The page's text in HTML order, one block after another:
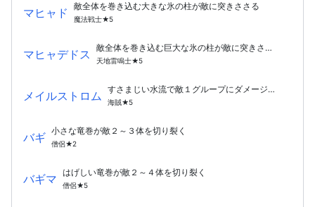
マヒャド 敵全体を巻き込む大きな氷の柱が敵に突きささる
魔法戦士★5
マヒャデドス 敵全体を巻き込む巨大な氷の柱が敵に突きささる
天地雷鳴士★5
メイルストロム すさまじい水流で敵１グループにダメージを与える
海賊★5
バギ 小さな竜巻が敵２～３体を切り裂く
僧侶★2
バギマ はげしい竜巻が敵２～４体を切り裂く
僧侶★5